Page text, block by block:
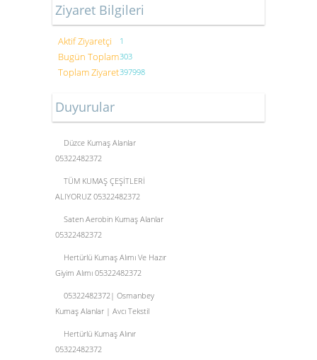
Ziyaret Bilgileri
Aktif Ziyaretçi 1
Bugün Toplam303
Toplam Ziyaret397998
Duyurular
Düzce Kumaş Alanlar
05322482372
TÜM KUMAŞ ÇEŞİTLERİ
ALIYORUZ 05322482372
Saten Aerobin Kumaş Alanlar
05322482372
Hertürlü Kumaş Alımı Ve Hazır
Giyim Alımı 05322482372
05322482372| Osmanbey
Kumaş Alanlar | Avcı Tekstil
Hertürlü Kumaş Alınır
05322482372